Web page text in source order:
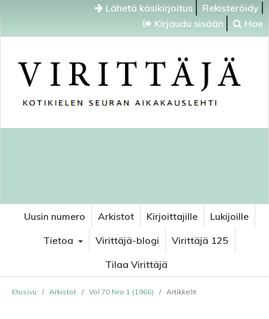
Lähetä käsikirjoitus
Rekisteröidy
Kirjaudu sisään
Hae
Uusin numero Arkistot Kirjoittajille
Lukijoille
Tietoa
Virittäjä-blogi
Virittäjä 125
Tilaa Virittäjä
Etusivu / Arkistot / Vol 70 Nro 1 (1966) / Artikkelit